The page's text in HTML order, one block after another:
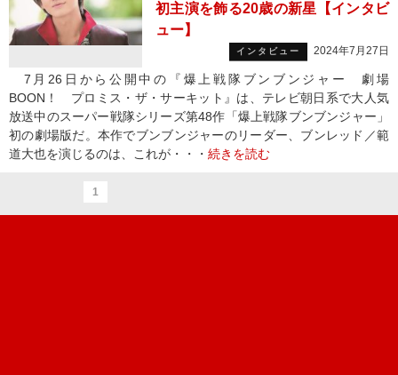
初主演を飾る20歳の新星【インタビ
ュー】
インタビュー 2024年7月27日
7月26日から公開中の『爆上戦隊ブンブンジャー 劇場
BOON！ プロミス・ザ・サーキット』は、テレビ朝日系で大人気
放送中のスーパー戦隊シリーズ第48作「爆上戦隊ブンブンジャー」
初の劇場版だ。本作でブンブンジャーのリーダー、ブンレッド／範
道大也を演じるのは、これが・・・ 続きを読む
1